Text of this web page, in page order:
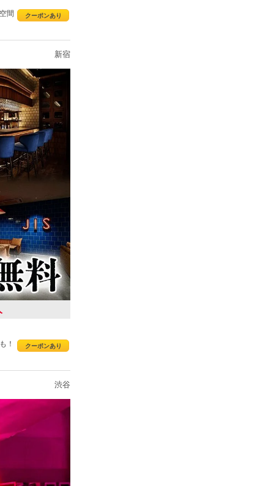
クーポンあり
間
新宿
クーポンあり
！
渋谷